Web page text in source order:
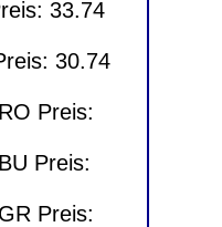
33.74
30.74
Preis:
Preis:
Preis: